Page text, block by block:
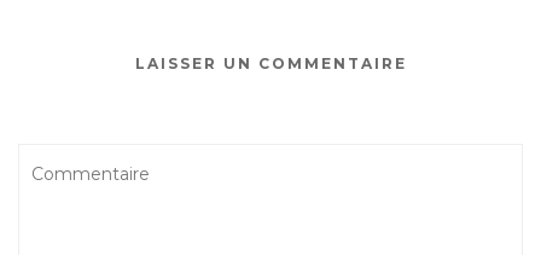
LAISSER UN COMMENTAIRE